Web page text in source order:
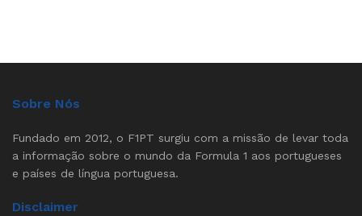
Sobre Nós
Fundado em 2012, o F1PT surgiu com a missão de levar toda
a informação sobre o mundo da Formula 1 aos portugueses
e países de língua portuguesa.
Disclaimer